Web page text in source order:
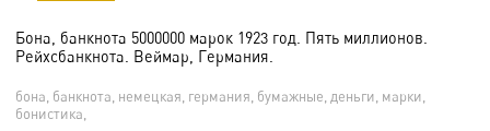
Бона, банкнота 5000000 марок 1923 год. Пять миллионов.
Рейхсбанкнота. Веймар, Германия.
бона, банкнота, немецкая, германия, бумажные, деньги, марки,
бонистика,